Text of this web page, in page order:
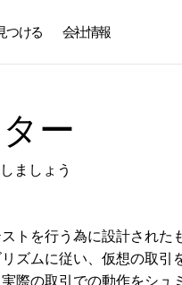
つける 会社情報
ー
ましょう
を行う為に設計された
ズムに従い、仮想の取引
際の取引での動作をシュ